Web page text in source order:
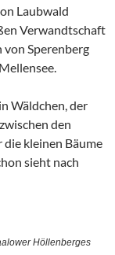
Laubwald
Verwandtschaft
Sperenberg
Wäldchen, der
den
kleinen Bäume
sieht nach
Höllenberges